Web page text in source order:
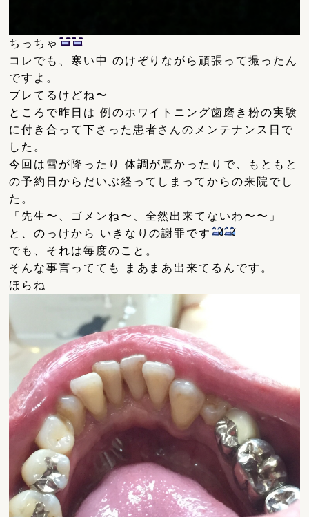
ちっちゃ
コレでも、寒い中 のけぞりながら頑張って撮ったん
ですよ。
ブレてるけどね〜
ところで昨日は 例のホワイトニング歯磨き粉の実験
に付き合って下さった患者さんのメンテナンス日で
した。
今回は雪が降ったり 体調が悪かったりで、もともと
の予約日からだいぶ経ってしまってからの来院でし
た。
「先生〜、ゴメンね〜、全然出来てないわ〜〜」
と、のっけから いきなりの謝罪です
でも、それは毎度のこと。
そんな事言ってても まあまあ出来てるんです。
ほらね